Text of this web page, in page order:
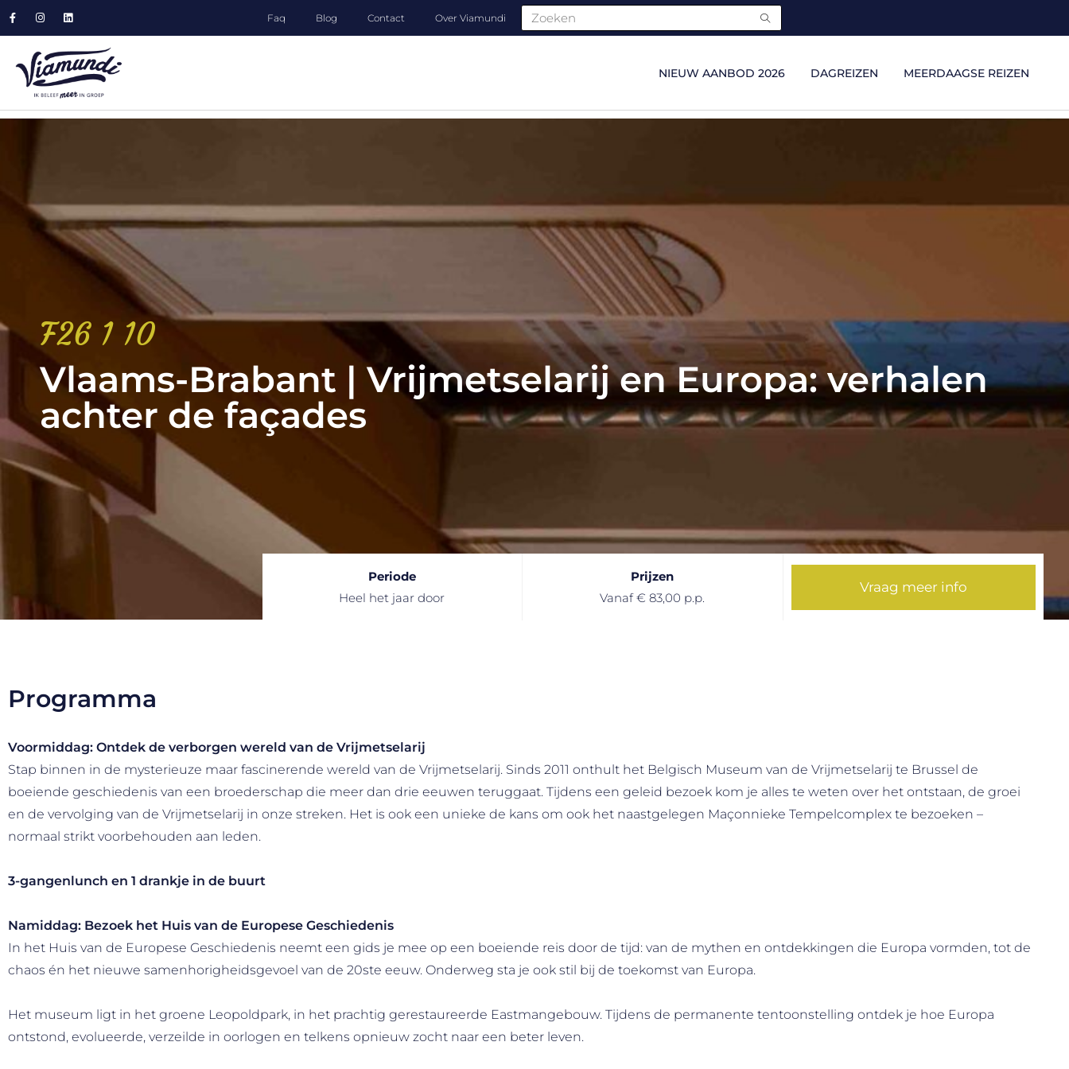
Faq Blog Contact Over Viamundi
NIEUW AANBOD 2026 DAGREIZEN MEERDAAGSE REIZEN
F26 1 10
Vlaams-Brabant | Vrijmetselarij en Europa: verhalen
achter de façades
Periode
Heel het jaar door
Prijzen
Vanaf € 83,00 p.p.
Vraag meer info
Programma
Voormiddag: Ontdek de verborgen wereld van de Vrijmetselarij
Stap binnen in de mysterieuze maar fascinerende wereld van de Vrijmetselarij. Sinds 2011 onthult het Belgisch Museum van de Vrijmetselarij te Brussel de
boeiende geschiedenis van een broederschap die meer dan drie eeuwen teruggaat. Tijdens een geleid bezoek kom je alles te weten over het ontstaan, de groei
en de vervolging van de Vrijmetselarij in onze streken. Het is ook een unieke de kans om ook het naastgelegen Maçonnieke Tempelcomplex te bezoeken –
normaal strikt voorbehouden aan leden.
3-gangenlunch en 1 drankje in de buurt
Namiddag: Bezoek het Huis van de Europese Geschiedenis
In het Huis van de Europese Geschiedenis neemt een gids je mee op een boeiende reis door de tijd: van de mythen en ontdekkingen die Europa vormden, tot de
chaos én het nieuwe samenhorigheidsgevoel van de 20ste eeuw. Onderweg sta je ook stil bij de toekomst van Europa.
Het museum ligt in het groene Leopoldpark, in het prachtig gerestaureerde Eastmangebouw. Tijdens de permanente tentoonstelling ontdek je hoe Europa
ontstond, evolueerde, verzeilde in oorlogen en telkens opnieuw zocht naar een beter leven.